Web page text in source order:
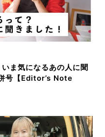
いま気になるあの人に聞
号【Editor’s Note